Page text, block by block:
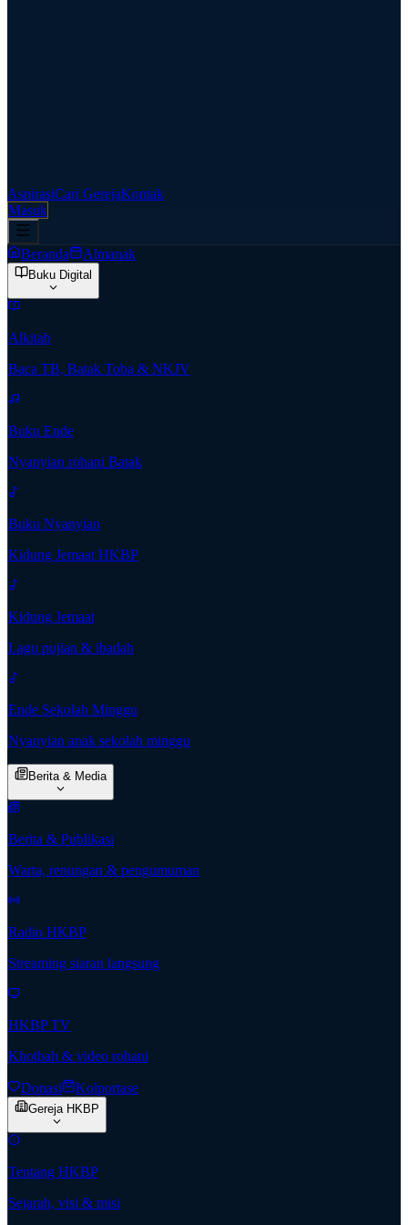
AspirasiCari GerejaKontak
Masuk
Beranda Almanak
Buku Digital
Alkitab
Baca TB, Batak Toba & NKJV
Buku Ende
Nyanyian rohani Batak
Buku Nyanyian
Kidung Jemaat HKBP
Kidung Jemaat
Lagu pujian & ibadah
Ende Sekolah Minggu
Nyanyian anak sekolah minggu
Berita & Media
Berita & Publikasi
Warta, renungan & pengumuman
Radio HKBP
Streaming siaran langsung
HKBP TV
Khotbah & video rohani
Donasi Kolportase
Gereja HKBP
Tentang HKBP
Sejarah, visi & misi